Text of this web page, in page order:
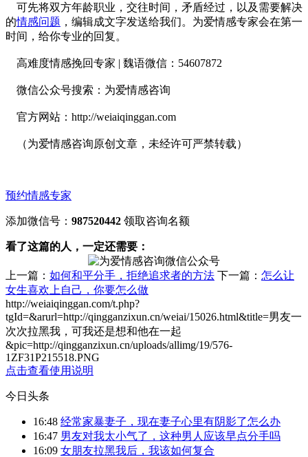
可先将双方年龄职业，交往时间，矛盾经过，以及需要解决
的情感问题 ，编辑成文字发送给我们。为爱情感专家会在第一
时间，给你专业的回复。
高难度情感挽回专家 | 魏语微信：54607872
微信公众号搜索：为爱情感咨询
官方网站：http://weiaiqinggan.com
（为爱情感咨询原创文章，未经许可严禁转载）
预约情感专家
添加微信号： 987520442 领取咨询名额
看了这篇的人，一定还需要：
上一篇： 如何和平分手，拒绝追求者的方法 下一篇： 怎么让
女生喜欢上自己，你要怎么做
http://weiaiqinggan.com/t.php?
tgId=&arurl=http://qingganzixun.cn/weiai/15026.html&title=男友一
次次拉黑我，可我还是想和他在一起
&pic=http://qingganzixun.cn/uploads/allimg/19/576-
1ZF31P215518.PNG
点击查看使用说明
今日头条
16:48 经常家暴妻子，现在妻子心里有阴影了怎么办
16:47 男友对我太小气了，这种男人应该早点分手吗
16:09 女朋友拉黑我后，我该如何复合